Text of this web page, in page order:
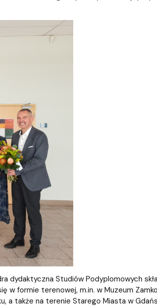
dydaktyczna Studiów Podyplomowych
w formie terenowej, m.in. w Muzeum
a także na terenie Starego Miasta w